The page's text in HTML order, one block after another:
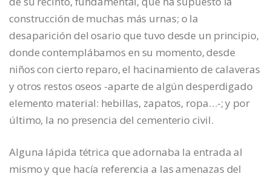
construcción de muchas más urnas; o la
desaparición del osario que tuvo desde un principio,
donde contemplábamos en su momento, desde
niños con cierto reparo, el hacinamiento de calaveras
y otros restos oseos -aparte de algún desperdigado
elemento material: hebillas, zapatos, ropa…-; y por
último, la no presencia del cementerio civil.
Alguna lápida tétrica que adornaba la entrada al
mismo y que hacía referencia a las amenazas del